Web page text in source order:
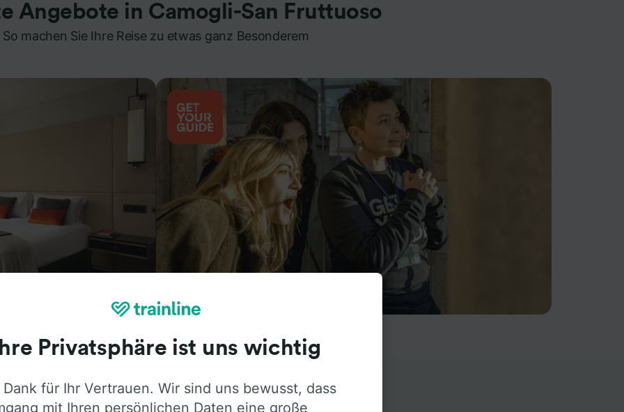
Angebote in Camogli-San Fruttuoso
So machen Sie Ihre Reise zu etwas ganz Besonderem
ehrliche Meinung von Trainline-Nutzern
Ihre Privatsphäre ist uns wichtig
für Ihr Vertrauen. Wir sind uns bewusst, dass
mit Ihren persönlichen Daten eine große